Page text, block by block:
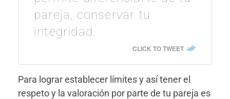
pareja, conservar tu
integridad.
CLICK TO TWEET
Para lograr establecer límites y así tener el
respeto y la valoración por parte de tu pareja es